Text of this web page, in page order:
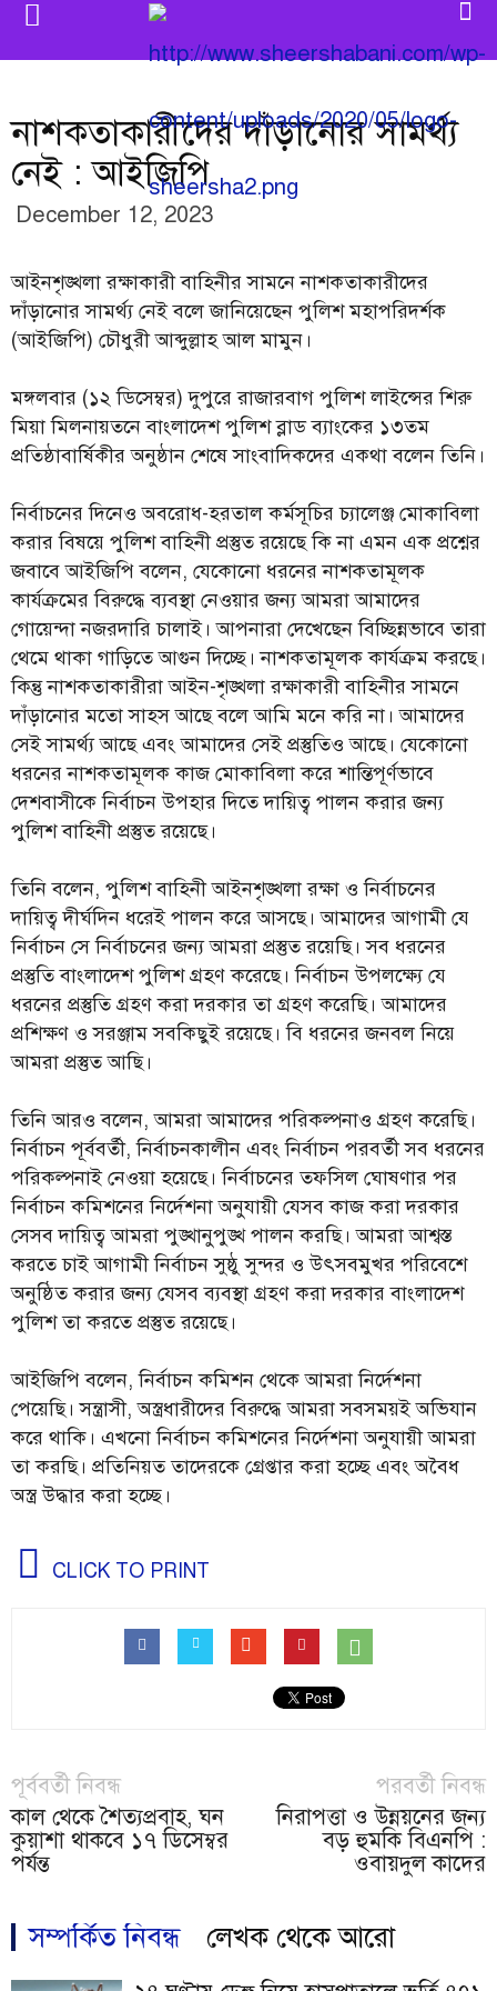
নাশকতাকারীদের দাঁড়ানোর সামর্থ্য
নেই : আইজিপি
December 12, 2023
আইনশৃঙ্খলা রক্ষাকারী বাহিনীর সামনে নাশকতাকারীদের
দাঁড়ানোর সামর্থ্য নেই বলে জানিয়েছেন পুলিশ মহাপরিদর্শক
(আইজিপি) চৌধুরী আব্দুল্লাহ আল মামুন।
মঙ্গলবার (১২ ডিসেম্বর) দুপুরে রাজারবাগ পুলিশ লাইন্সের শিরু
মিয়া মিলনায়তনে বাংলাদেশ পুলিশ ব্লাড ব্যাংকের ১৩তম
প্রতিষ্ঠাবার্ষিকীর অনুষ্ঠান শেষে সাংবাদিকদের একথা বলেন তিনি।
নির্বাচনের দিনেও অবরোধ-হরতাল কর্মসূচির চ্যালেঞ্জ মোকাবিলা
করার বিষয়ে পুলিশ বাহিনী প্রস্তুত রয়েছে কি না এমন এক প্রশ্নের
জবাবে আইজিপি বলেন, যেকোনো ধরনের নাশকতামূলক
কার্যক্রমের বিরুদ্ধে ব্যবস্থা নেওয়ার জন্য আমরা আমাদের
গোয়েন্দা নজরদারি চালাই। আপনারা দেখেছেন বিচ্ছিন্নভাবে তারা
থেমে থাকা গাড়িতে আগুন দিচ্ছে। নাশকতামূলক কার্যক্রম করছে।
কিন্তু নাশকতাকারীরা আইন-শৃঙ্খলা রক্ষাকারী বাহিনীর সামনে
দাঁড়ানোর মতো সাহস আছে বলে আমি মনে করি না। আমাদের
সেই সামর্থ্য আছে এবং আমাদের সেই প্রস্তুতিও আছে। যেকোনো
ধরনের নাশকতামূলক কাজ মোকাবিলা করে শান্তিপূর্ণভাবে
দেশবাসীকে নির্বাচন উপহার দিতে দায়িত্ব পালন করার জন্য
পুলিশ বাহিনী প্রস্তুত রয়েছে।
তিনি বলেন, পুলিশ বাহিনী আইনশৃঙ্খলা রক্ষা ও নির্বাচনের
দায়িত্ব দীর্ঘদিন ধরেই পালন করে আসছে। আমাদের আগামী যে
নির্বাচন সে নির্বাচনের জন্য আমরা প্রস্তুত রয়েছি। সব ধরনের
প্রস্তুতি বাংলাদেশ পুলিশ গ্রহণ করেছে। নির্বাচন উপলক্ষ্যে যে
ধরনের প্রস্তুতি গ্রহণ করা দরকার তা গ্রহণ করেছি। আমাদের
প্রশিক্ষণ ও সরঞ্জাম সবকিছুই রয়েছে। বি ধরনের জনবল নিয়ে
আমরা প্রস্তুত আছি।
তিনি আরও বলেন, আমরা আমাদের পরিকল্পনাও গ্রহণ করেছি।
নির্বাচন পূর্ববর্তী, নির্বাচনকালীন এবং নির্বাচন পরবর্তী সব ধরনের
পরিকল্পনাই নেওয়া হয়েছে। নির্বাচনের তফসিল ঘোষণার পর
নির্বাচন কমিশনের নির্দেশনা অনুযায়ী যেসব কাজ করা দরকার
সেসব দায়িত্ব আমরা পুঙ্খানুপুঙ্খ পালন করছি। আমরা আশ্বস্ত
করতে চাই আগামী নির্বাচন সুষ্ঠু সুন্দর ও উৎসবমুখর পরিবেশে
অনুষ্ঠিত করার জন্য যেসব ব্যবস্থা গ্রহণ করা দরকার বাংলাদেশ
পুলিশ তা করতে প্রস্তুত রয়েছে।
আইজিপি বলেন, নির্বাচন কমিশন থেকে আমরা নির্দেশনা
পেয়েছি। সন্ত্রাসী, অস্ত্রধারীদের বিরুদ্ধে আমরা সবসময়ই অভিযান
করে থাকি। এখনো নির্বাচন কমিশনের নির্দেশনা অনুযায়ী আমরা
তা করছি। প্রতিনিয়ত তাদেরকে গ্রেপ্তার করা হচ্ছে এবং অবৈধ
অস্ত্র উদ্ধার করা হচ্ছে।
CLICK TO PRINT
পূর্ববর্তী নিবন্ধ
কাল থেকে শৈত্যপ্রবাহ, ঘন
কুয়াশা থাকবে ১৭ ডিসেম্বর
পর্যন্ত
পরবর্তী নিবন্ধ
নিরাপত্তা ও উন্নয়নের জন্য
বড় হুমকি বিএনপি :
ওবায়দুল কাদের
সম্পর্কিত নিবন্ধ লেখক থেকে আরো